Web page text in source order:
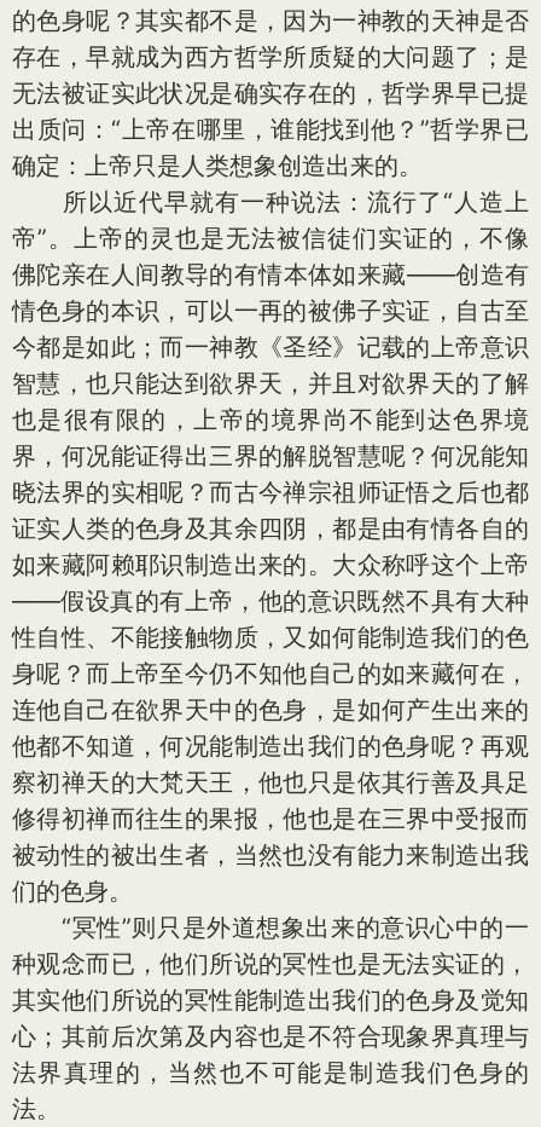
的色身呢？其实都不是，因为一神教的天神是否
存在，早就成为西方哲学所质疑的大问题了；是
无法被证实此状况是确实存在的，哲学界早已提
出质问：“上帝在哪里，谁能找到他？”哲学界已
确定：上帝只是人类想象创造出来的。
所以近代早就有一种说法：流行了“人造上
帝”。上帝的灵也是无法被信徒们实证的，不像
佛陀亲在人间教导的有情本体如来藏——创造有
情色身的本识，可以一再的被佛子实证，自古至
今都是如此；而一神教《圣经》记载的上帝意识
智慧，也只能达到欲界天，并且对欲界天的了解
也是很有限的，上帝的境界尚不能到达色界境
界，何况能证得出三界的解脱智慧呢？何况能知
晓法界的实相呢？而古今禅宗祖师证悟之后也都
证实人类的色身及其余四阴，都是由有情各自的
如来藏阿赖耶识制造出来的。大众称呼这个上帝
——假设真的有上帝，他的意识既然不具有大种
性自性、不能接触物质，又如何能制造我们的色
身呢？而上帝至今仍不知他自己的如来藏何在，
连他自己在欲界天中的色身，是如何产生出来的
他都不知道，何况能制造出我们的色身呢？再观
察初禅天的大梵天王，他也只是依其行善及具足
修得初禅而往生的果报，他也是在三界中受报而
被动性的被出生者，当然也没有能力来制造出我
们的色身。
“冥性”则只是外道想象出来的意识心中的一
种观念而已，他们所说的冥性也是无法实证的，
其实他们所说的冥性能制造出我们的色身及觉知
心；其前后次第及内容也是不符合现象界真理与
法界真理的，当然也不可能是制造我们色身的
法。